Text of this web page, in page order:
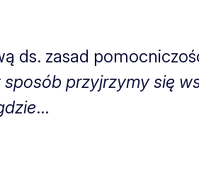
ds. zasad
przyjrzymy się
...